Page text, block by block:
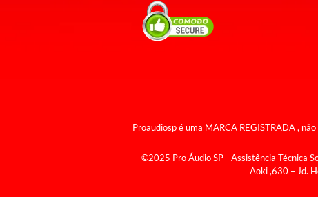
Proaudiosp é uma MARCA REGISTRADA ,
©2025 Pro Áudio SP - Assistência Técnica
Aoki ,630 – Jd.